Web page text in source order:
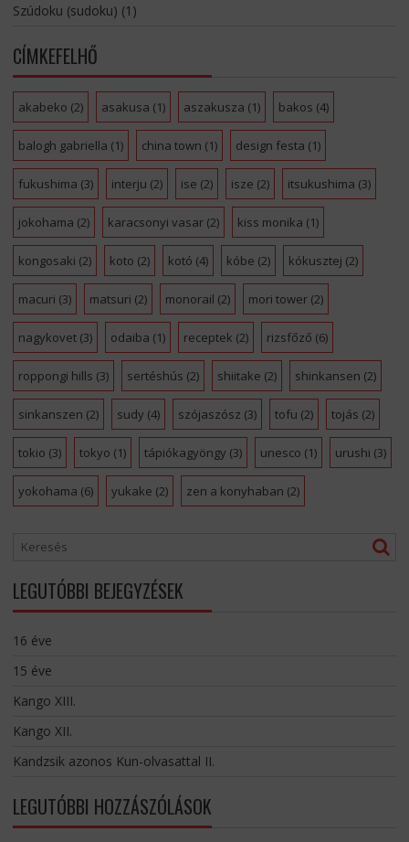
Szúdoku (sudoku) (1)
CÍMKEFELHŐ
akabeko (2) asakusa (1) aszakusza (1) bakos (4)
balogh gabriella (1) china town (1) design festa (1)
fukushima (3) interju (2) ise (2) isze (2) itsukushima (3)
jokohama (2) karacsonyi vasar(2) kiss monika (1)
kongosaki (2) koto (2) kotó (4) kóbe (2) kókusztej (2)
macuri (3) matsuri (2) monorail (2) mori tower(2)
nagykovet(3) odaiba (1) receptek (2) rizsfőző (6)
roppongi hills (3) sertéshús (2) shiitake (2) shinkansen (2)
sinkanszen (2) sudy (4) szójaszósz (3) tofu (2) tojás (2)
tokio (3) tokyo (1) tápiókagyöngy (3) unesco (1) urushi (3)
yokohama (6) yukake (2) zen a konyhaban (2)
LEGUTÓBBI BEJEGYZÉSEK
16 éve
15 éve
Kango XIII.
Kango XII.
Kandzsik azonos Kun-olvasattal II.
LEGUTÓBBI HOZZÁSZÓLÁSOK